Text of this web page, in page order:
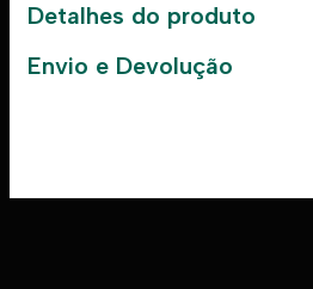
Detalhes do produto
Envio e Devolução